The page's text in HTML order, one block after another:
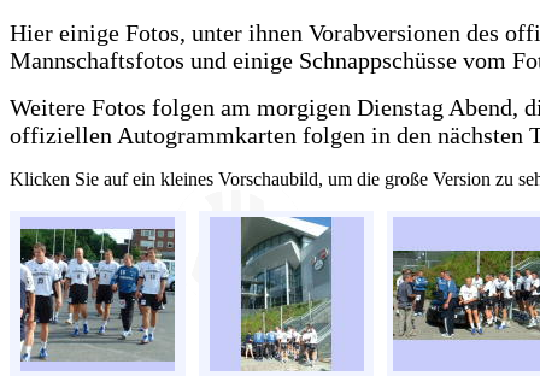
Hier einige Fotos, unter ihnen Vorabversionen des
Mannschaftsfotos und einige Schnappschüsse vom
Weitere Fotos folgen am morgigen Dienstag Abend,
offiziellen Autogrammkarten folgen in den nächsten
Klicken Sie auf ein kleines Vorschaubild, um die große Version zu